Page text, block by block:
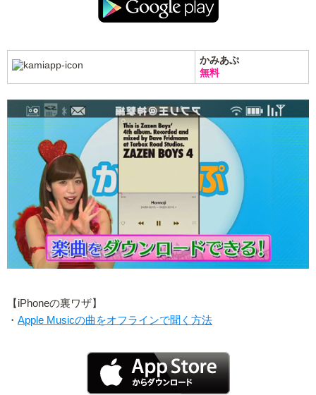
かみあぷ
無料
【iPhoneの裏ワザ】
・ Apple Musicの曲をオフラインで聞く方法